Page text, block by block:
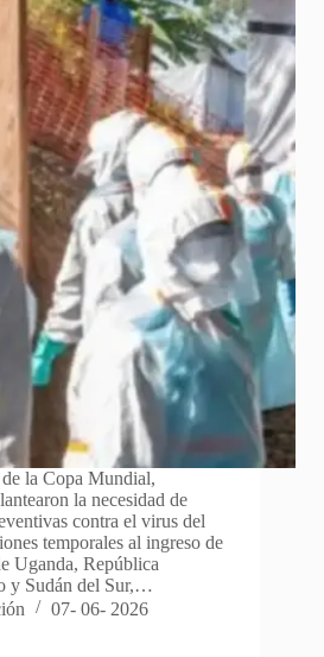
la Copa Mundial,
la necesidad de
contra el virus del
temporales al ingreso de
Uganda, República
y Sudán del Sur,…
07- 06- 2026